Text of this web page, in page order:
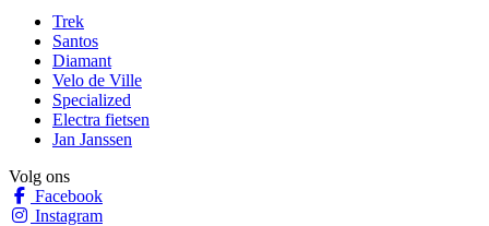
Trek
Santos
Diamant
Velo de Ville
Specialized
Electra fietsen
Jan Janssen
Volg ons
Facebook
Instagram